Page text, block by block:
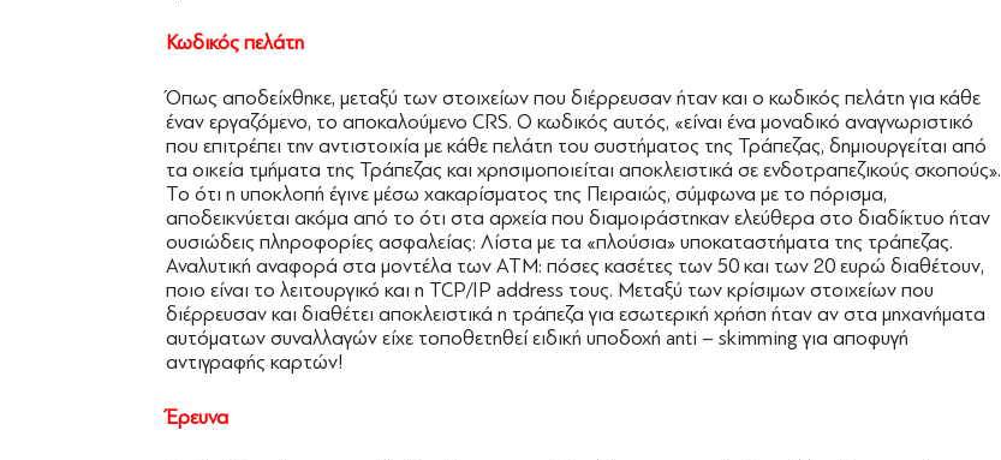
Κωδικός πελάτη
Όπως αποδείχθηκε, μεταξύ των στοιχείων που διέρρευσαν ήταν και ο κωδικός πελάτη για κάθε
έναν εργαζόμενο, το αποκαλούμενο CRS. O κωδικός αυτός, «είναι ένα μοναδικό αναγνωριστικό
που επιτρέπει την αντιστοιχία με κάθε πελάτη του συστήματος της Τράπεζας, δημιουργείται από
τα οικεία τμήματα της Τράπεζας και χρησιμοποιείται αποκλειστικά σε ενδοτραπεζικούς σκοπούς».
Το ότι η υποκλοπή έγινε μέσω χακαρίσματος της Πειραιώς, σύμφωνα με το πόρισμα,
αποδεικνύεται ακόμα από το ότι στα αρχεία που διαμοιράστηκαν ελεύθερα στο διαδίκτυο ήταν
ουσιώδεις πληροφορίες ασφαλείας: Λίστα με τα «πλούσια» υποκαταστήματα της τράπεζας.
Αναλυτική αναφορά στα μοντέλα των ΑΤΜ: πόσες κασέτες των 50 και των 20 ευρώ διαθέτουν,
ποιο είναι το λειτουργικό και η TCP/IP address τους. Μεταξύ των κρίσιμων στοιχείων που
διέρρευσαν και διαθέτει αποκλειστικά η τράπεζα για εσωτερική χρήση ήταν αν στα μηχανήματα
αυτόματων συναλλαγών είχε τοποθετηθεί ειδική υποδοχή anti – skimming για αποφυγή
αντιγραφής καρτών!
Έρευνα